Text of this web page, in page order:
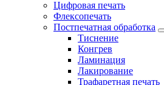
Цифровая печать
Флексопечать
Постпечатная обработка
Тиснение
Конгрев
Ламинация
Лакирование
Трафаретная печать